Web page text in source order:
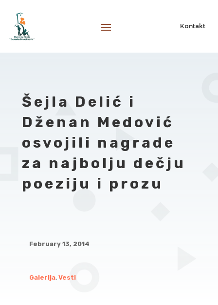
Kontakt
Šejla Delić i
Dženan Medović
osvojili nagrade
za najbolju dečju
poeziju i prozu
February 13, 2014
Galerija, Vesti